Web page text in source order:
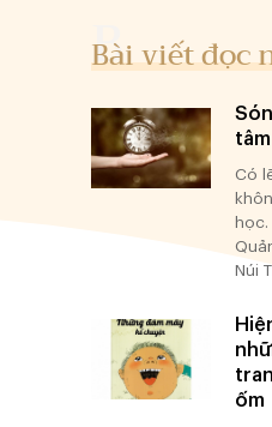
Bài viết đọc
Có
Núi
ốm